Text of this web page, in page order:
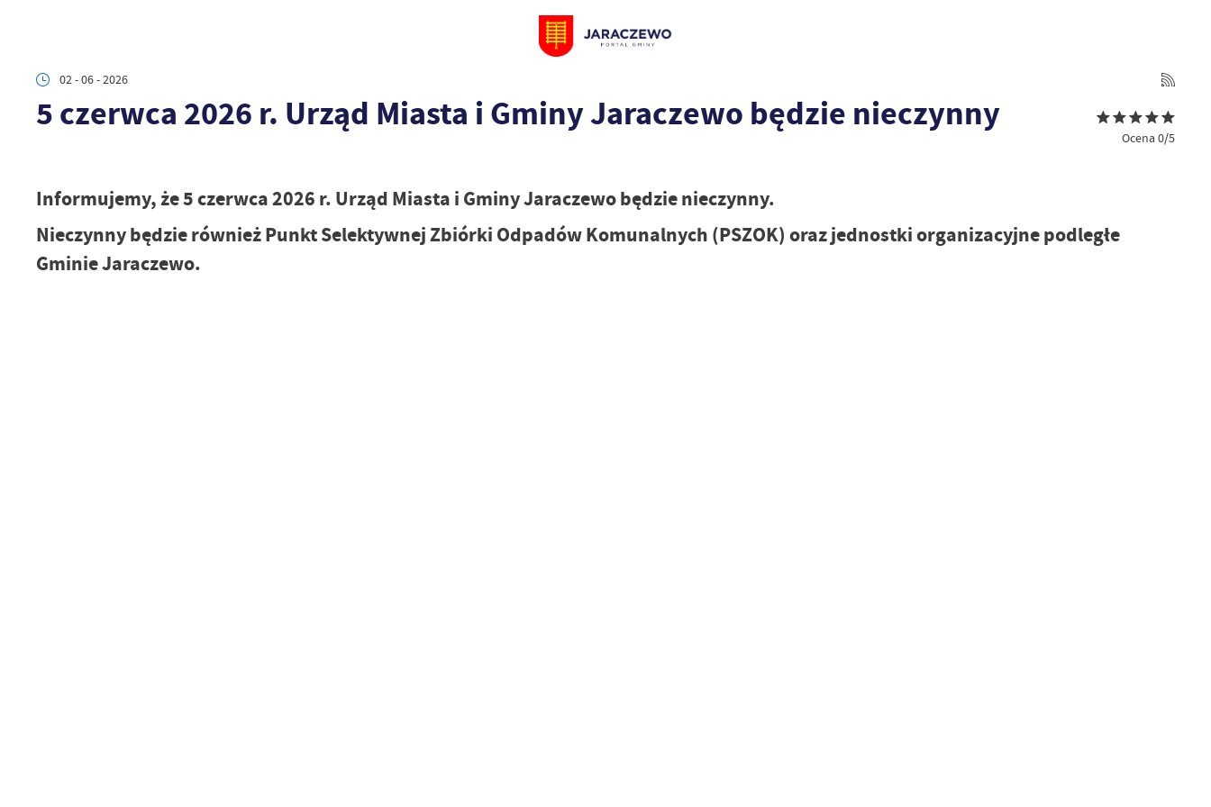
02 - 06 - 2026
5 czerwca 2026 r. Urząd Miasta i Gminy Jaraczewo będzie nieczynny
Ocena 0/5
Informujemy, że 5 czerwca 2026 r. Urząd Miasta i Gminy Jaraczewo będzie nieczynny.
Nieczynny będzie również Punkt Selektywnej Zbiórki Odpadów Komunalnych (PSZOK) oraz jednostki organizacyjne podległe
Gminie Jaraczewo.